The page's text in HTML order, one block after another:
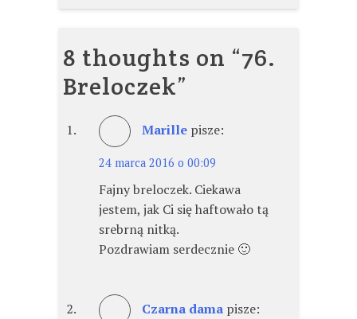
8 thoughts on “76.
Breloczek”
Marille pisze:
24 marca 2016 o 00:09
Fajny breloczek. Ciekawa
jestem, jak Ci się haftowało tą
srebrną nitką.
Pozdrawiam serdecznie 🙂
Czarna dama pisze: